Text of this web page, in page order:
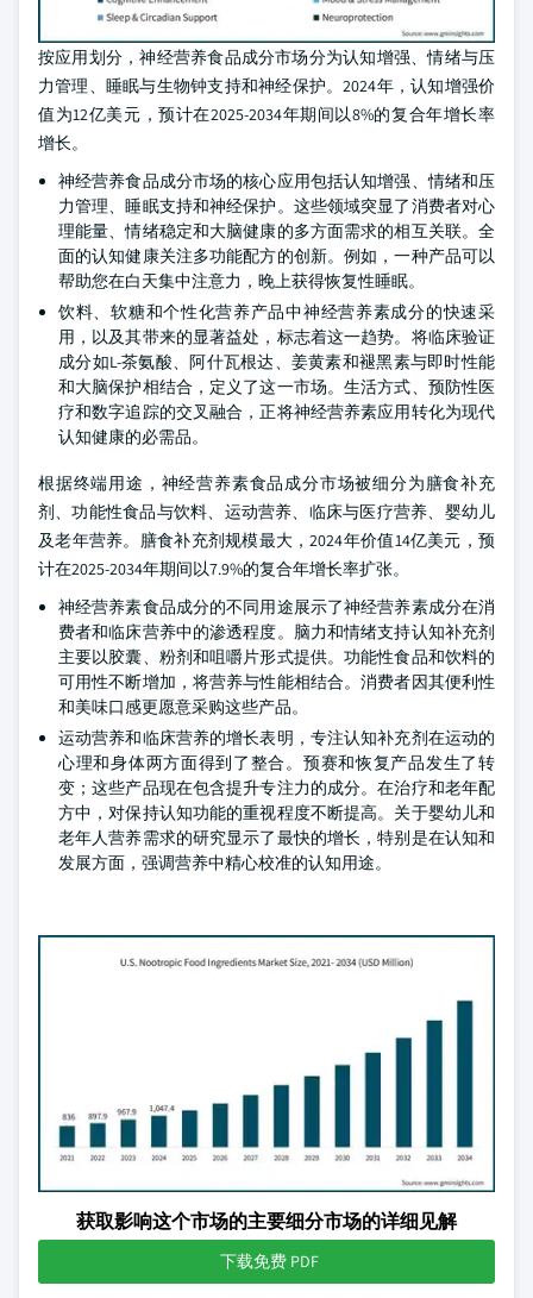
按应用划分，神经营养食品成分市场分为认知增强、情绪与压
力管理、睡眠与生物钟支持和神经保护。2024年，认知增强价
值为12亿美元，预计在2025-2034年期间以8%的复合年增长率
增长。
神经营养食品成分市场的核心应用包括认知增强、情绪和压
力管理、睡眠支持和神经保护。这些领域突显了消费者对心
理能量、情绪稳定和大脑健康的多方面需求的相互关联。全
面的认知健康关注多功能配方的创新。例如，一种产品可以
帮助您在白天集中注意力，晚上获得恢复性睡眠。
饮料、软糖和个性化营养产品中神经营养素成分的快速采
用，以及其带来的显著益处，标志着这一趋势。将临床验证
成分如L-茶氨酸、阿什瓦根达、姜黄素和褪黑素与即时性能
和大脑保护相结合，定义了这一市场。生活方式、预防性医
疗和数字追踪的交叉融合，正将神经营养素应用转化为现代
认知健康的必需品。
根据终端用途，神经营养素食品成分市场被细分为膳食补充
剂、功能性食品与饮料、运动营养、临床与医疗营养、婴幼儿
及老年营养。膳食补充剂规模最大，2024年价值14亿美元，预
计在2025-2034年期间以7.9%的复合年增长率扩张。
神经营养素食品成分的不同用途展示了神经营养素成分在消
费者和临床营养中的渗透程度。脑力和情绪支持认知补充剂
主要以胶囊、粉剂和咀嚼片形式提供。功能性食品和饮料的
可用性不断增加，将营养与性能相结合。消费者因其便利性
和美味口感更愿意采购这些产品。
运动营养和临床营养的增长表明，专注认知补充剂在运动的
心理和身体两方面得到了整合。预赛和恢复产品发生了转
变；这些产品现在包含提升专注力的成分。在治疗和老年配
方中，对保持认知功能的重视程度不断提高。关于婴幼儿和
老年人营养需求的研究显示了最快的增长，特别是在认知和
发展方面，强调营养中精心校准的认知用途。
获取影响这个市场的主要细分市场的详细见解
下载免费 PDF